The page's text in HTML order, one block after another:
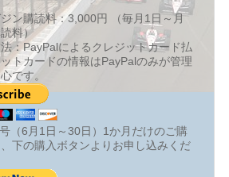
ン購読料：3,000円 （毎月1日～月
料）
：PayPalによるクレジットカード払
トカードの情報はPayPalのみが管理
です。
（6月1日～30日）1か月だけのご購
下の購入ボタンよりお申し込みくだ